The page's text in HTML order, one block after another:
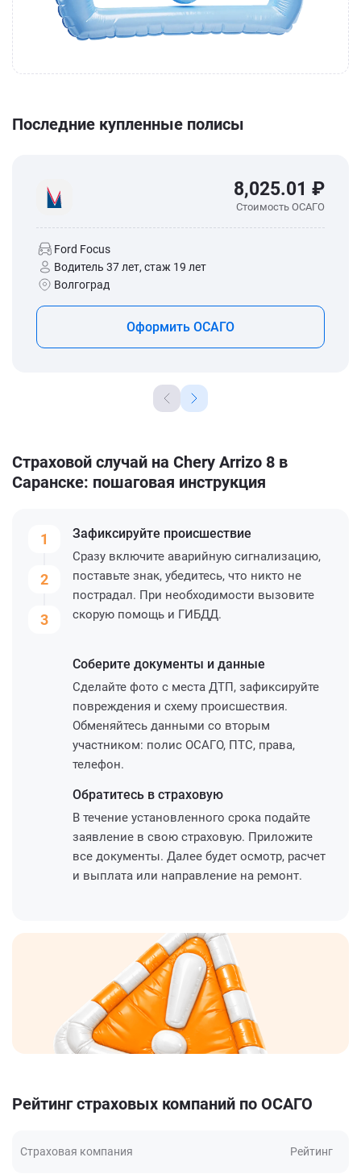
Последние купленные полисы
8,025.01 ₽
Стоимость ОСАГО
Ford Focus
Водитель 37 лет, стаж 19 лет
Волгоград
Оформить ОСАГО
Страховой случай на Chery Arrizo 8 в
Саранске: пошаговая инструкция
1
2
3
Зафиксируйте происшествие
Сразу включите аварийную сигнализацию,
поставьте знак, убедитесь, что никто не
пострадал. При необходимости вызовите
скорую помощь и ГИБДД.
Соберите документы и данные
Сделайте фото с места ДТП, зафиксируйте
повреждения и схему происшествия.
Обменяйтесь данными со вторым
участником: полис ОСАГО, ПТС, права,
телефон.
Обратитесь в страховую
В течение установленного срока подайте
заявление в свою страховую. Приложите
все документы. Далее будет осмотр, расчет
и выплата или направление на ремонт.
Рейтинг страховых компаний по ОСАГО
Страховая компания Рейтинг